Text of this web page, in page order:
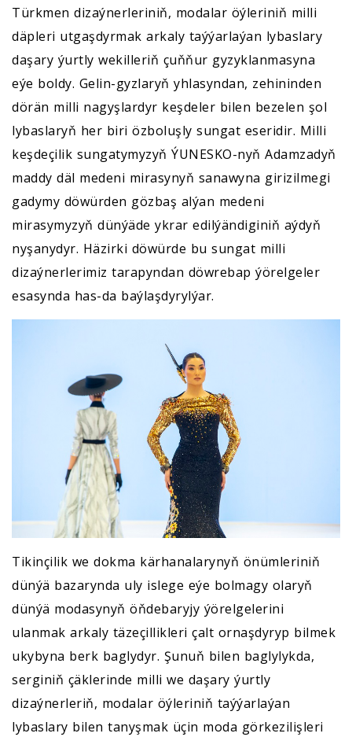
Türkmen dizaýnerleriniň, modalar öýleriniň milli
däpleri utgaşdyrmak arkaly taýýarlaýan lybaslary
daşary ýurtly wekilleriň çuňňur gyzyklanmasyna
eýe boldy. Gelin-gyzlaryň yhlasyndan, zehininden
dörän milli nagyşlardyr keşdeler bilen bezelen şol
lybaslaryň her biri özboluşly sungat eseridir. Milli
keşdeçilik sungatymyzyň ÝUNESKO-nyň Adamzadyň
maddy däl medeni mirasynyň sanawyna girizilmegi
gadymy döwürden gözbaş alýan medeni
mirasymyzyň dünýäde ykrar edilýändiginiň aýdyň
nyşanydyr. Häzirki döwürde bu sungat milli
dizaýnerlerimiz tarapyndan döwrebap ýörelgeler
esasynda has-da baýlaşdyrylýar.
Tikinçilik we dokma kärhanalarynyň önümleriniň
dünýä bazarynda uly islege eýe bolmagy olaryň
dünýä modasynyň öňdebaryjy ýörelgelerini
ulanmak arkaly täzeçillikleri çalt ornaşdyryp bilmek
ukybyna berk baglydyr. Şunuň bilen baglylykda,
serginiň çäklerinde milli we daşary ýurtly
dizaýnerleriň, modalar öýleriniň taýýarlaýan
lybaslary bilen tanyşmak üçin moda görkezilişleri